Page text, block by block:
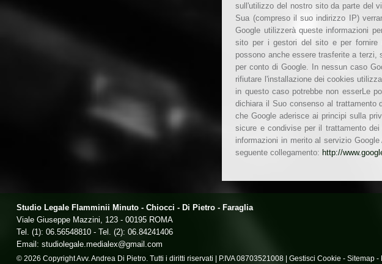
sull'utilizzo del nostro sito da parte del
Sua (compreso il suo indirizzo IP)
Google utilizzerà queste informazioni
sito per i gestori del sito e per fornire
possono anche essere trasferite a terzi,
per conto di Google. In nessun caso
rifiutare l'installazione dei cookies
in questo caso potrebbe non esserLe
dichiara il Suo consenso al trattamento
che Google aderisce ai principi sulla
sicure e condivise per il trattamento
informazioni in merito al servizio
seguente collegamento: http://
Studio Legale Flamminii Minuto - Chiocci - Di Pietro - Faraglia
Viale Giuseppe Mazzini, 123 - 00195 ROMA
Tel. (1): 06.56548810 - Tel. (2): 06.84241406
Email: studiolegale.medialex@gmail.com
© 2026 Copyright Avv. Andrea Di Pietro. Tutti i diritti riservati | P.IVA 08703521008 | Gestisci Cookie - Sitemap-